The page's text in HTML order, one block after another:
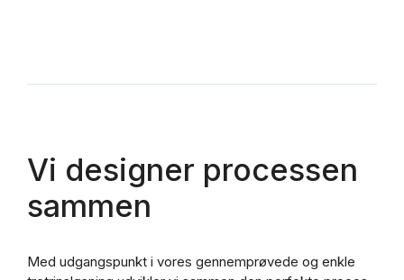
Vi designer processen
sammen
Med udgangspunkt i vores gennemprøvede og enkle